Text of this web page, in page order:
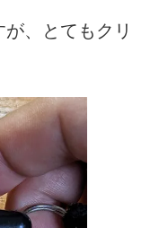
、とてもクリ